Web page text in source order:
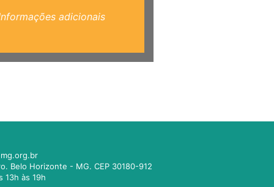
adicionais
Belo Horizonte - MG. CEP 30180-912
13h às 19h